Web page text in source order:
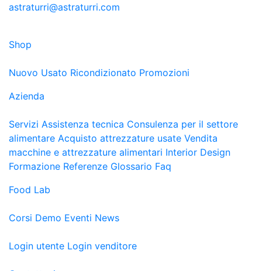
astraturri@astraturri.com
Shop
Nuovo Usato Ricondizionato Promozioni
Azienda
Servizi Assistenza tecnica Consulenza per il settore
alimentare Acquisto attrezzature usate Vendita
macchine e attrezzature alimentari Interior Design
Formazione Referenze Glossario Faq
Food Lab
Corsi Demo Eventi News
Login utente Login venditore